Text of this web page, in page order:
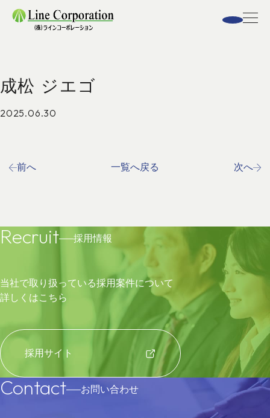
成松 ジエゴ
2025.06.30
前へ 一覧へ戻る 次へ
Recruit 採用情報
当社で取り扱っている採用案件について
詳しくはこちら
採用サイト
Contact お問い合わせ